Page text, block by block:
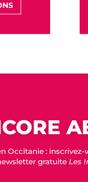
Occitanie :
gratuite Les